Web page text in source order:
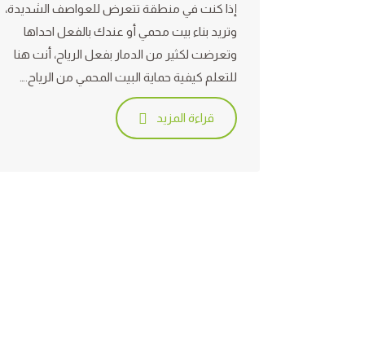
إذا كنت في منطقة تتعرض للعواصف الشديدة،
وتريد بناء بيت محمي أو عندك بالفعل احداها
وتعرضت لكثير من الدمار بفعل الرياح، أنت هنا
للتعلم كيفية حماية البيت المحمي من الرياح.…
قراءة المزيد